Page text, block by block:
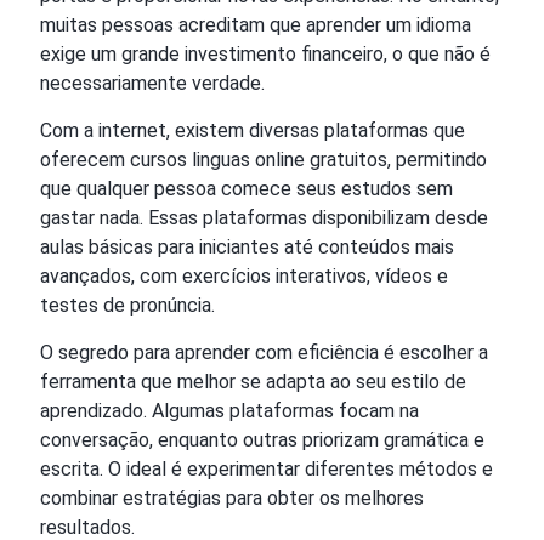
muitas pessoas acreditam que aprender um idioma
exige um grande investimento financeiro, o que não é
necessariamente verdade.
Com a internet, existem diversas plataformas que
oferecem cursos linguas online gratuitos, permitindo
que qualquer pessoa comece seus estudos sem
gastar nada. Essas plataformas disponibilizam desde
aulas básicas para iniciantes até conteúdos mais
avançados, com exercícios interativos, vídeos e
testes de pronúncia.
O segredo para aprender com eficiência é escolher a
ferramenta que melhor se adapta ao seu estilo de
aprendizado. Algumas plataformas focam na
conversação, enquanto outras priorizam gramática e
escrita. O ideal é experimentar diferentes métodos e
combinar estratégias para obter os melhores
resultados.